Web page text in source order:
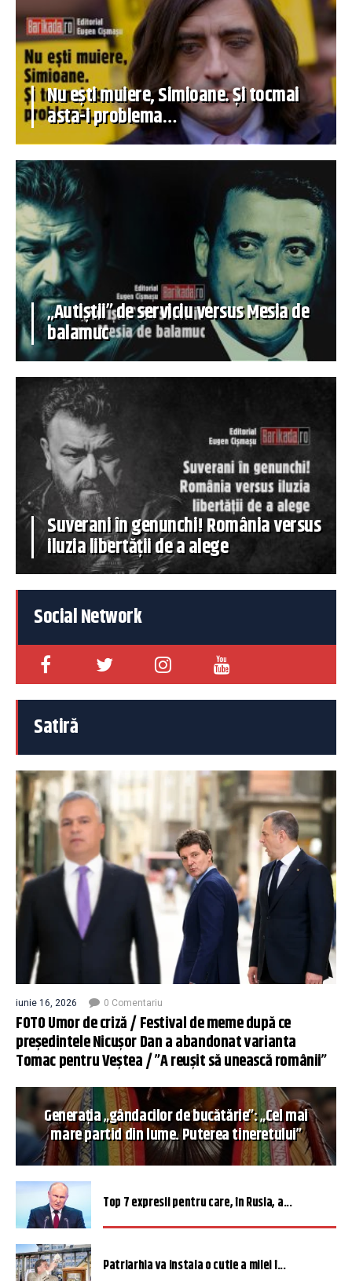
Nu ești muiere, Simioane. Și tocmai
asta-i problema…
„Autiștii” de serviciu versus Mesia de
balamuc
Suverani în genunchi! România versus
iluzia libertății de a alege
Social Network
Satiră
iunie 16, 2026 0 Comentariu
FOTO Umor de criză / Festival de meme după ce
președintele Nicușor Dan a abandonat varianta
Tomac pentru Veștea / ”A reușit să unească românii”
Generația „gândacilor de bucătărie”: „Cel mai
mare partid din lume. Puterea tineretului”
Top 7 expresii pentru care, în Rusia, a...
Patriarhia va instala o cutie a milei î...